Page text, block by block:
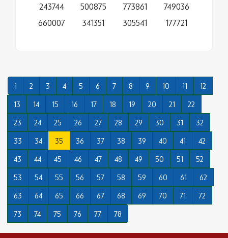
243744
660007
500875
341351
773861
305541
749036
177721
1 2 3 4 5 6 7 8 9 10 11
12
13
14 15 16 17 18 19 20 21
22
23
24 25 26 27 28 29 30 31
32
33
34 35 36 37 38 39 40 41
42
43
44 45 46 47 48 49 50 51
52
53
54 55 56 57 58 59 60 61
62
63
64 65 66 67 68 69 70 71
72
73
74 75 76 77 78